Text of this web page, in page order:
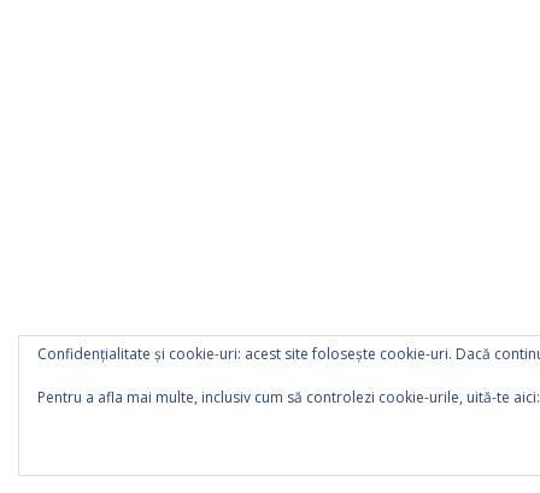
Confidențialitate și cookie-uri: acest site folosește cookie-uri. Dacă
Pentru a afla mai multe, inclusiv cum să controlezi cookie-urile, uită-te